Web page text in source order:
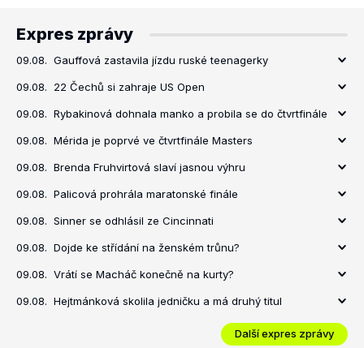
Expres zprávy
09.08. Gauffová zastavila jízdu ruské teenagerky
09.08. 22 Čechů si zahraje US Open
09.08. Rybakinová dohnala manko a probila se do čtvrtfinále
09.08. Mérida je poprvé ve čtvrtfinále Masters
09.08. Brenda Fruhvirtová slaví jasnou výhru
09.08. Palicová prohrála maratonské finále
09.08. Sinner se odhlásil ze Cincinnati
09.08. Dojde ke střídání na ženském trůnu?
09.08. Vrátí se Macháč konečně na kurty?
09.08. Hejtmánková skolila jedničku a má druhý titul
Další expres zprávy